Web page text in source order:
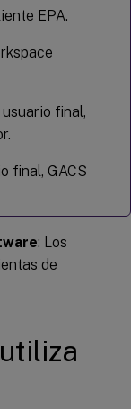
EPA.
final,
final, GACS
: Los
de